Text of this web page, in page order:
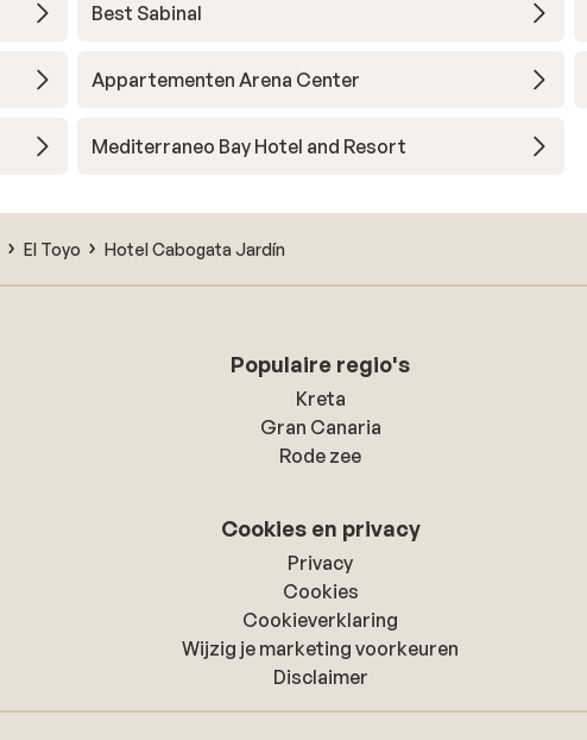
Best Sabinal
Appartementen Arena Center
Mediterraneo Bay Hotel and Resort
El Toyo Hotel Cabogata Jardín
Populaire regio's
Kreta
Gran Canaria
Rode zee
Cookies en privacy
Privacy
Cookies
Cookieverklaring
Wijzig je marketing voorkeuren
Disclaimer